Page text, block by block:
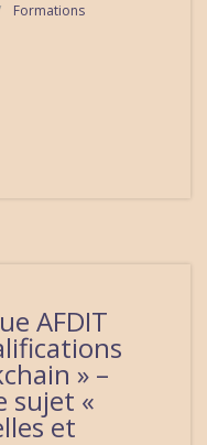
Formations
AFDIT
» –
sujet «
et